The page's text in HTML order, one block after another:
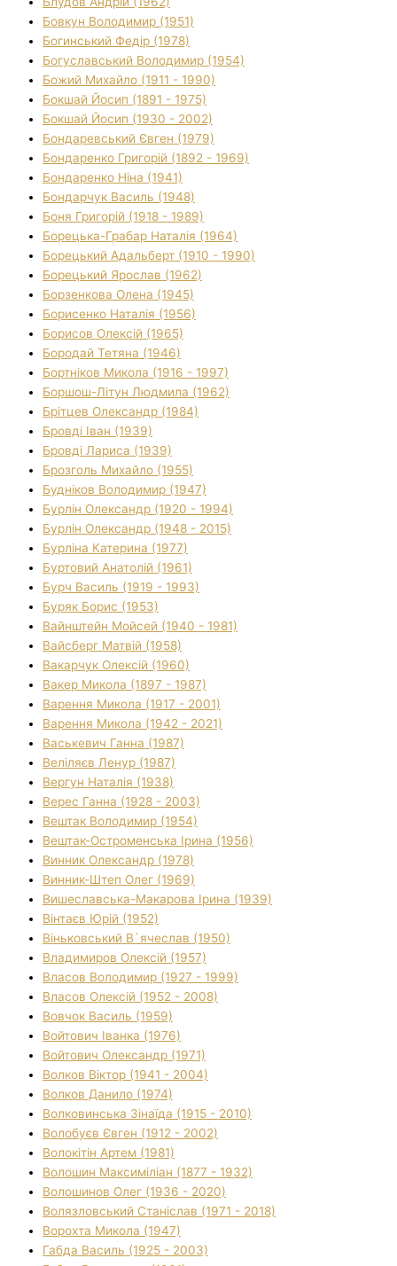
Бовкун Володимир (1951)
Богинський Федір (1978)
Богуславський Володимир (1954)
Божий Михайло (1911 - 1990)
Бокшай Йосип (1891 - 1975)
Бокшай Йосип (1930 - 2002)
Бондаревський Євген (1979)
Бондаренко Григорій (1892 - 1969)
Бондаренко Ніна (1941)
Бондарчук Василь (1948)
Боня Григорій (1918 - 1989)
Борецька-Грабар Наталія (1964)
Борецький Адальберт (1910 - 1990)
Борецький Ярослав (1962)
Борзенкова Олена (1945)
Борисенко Наталія (1956)
Борисов Олексій (1965)
Бородай Тетяна (1946)
Бортніков Микола (1916 - 1997)
Боршош-Літун Людмила (1962)
Брітцев Олександр (1984)
Бровді Іван (1939)
Бровді Лариса (1939)
Брозголь Михайло (1955)
Будніков Володимир (1947)
Бурлін Олександр (1920 - 1994)
Бурлін Олександр (1948 - 2015)
Бурліна Катерина (1977)
Буртовий Анатолій (1961)
Бурч Василь (1919 - 1993)
Буряк Борис (1953)
Вайнштейн Мойсей (1940 - 1981)
Вайсберг Матвій (1958)
Вакарчук Олексій (1960)
Вакер Микола (1897 - 1987)
Варення Микола (1917 - 2001)
Варення Микола (1942 - 2021)
Васькевич Ганна (1987)
Веліляєв Ленур (1987)
Вергун Наталія (1938)
Верес Ганна (1928 - 2003)
Вештак Володимир (1954)
Вештак-Остроменська Ірина (1956)
Винник Олександр (1978)
Винник-Штеп Олег (1969)
Вишеславська-Макарова Ірина (1939)
Вінтаєв Юрій (1952)
Віньковський В`ячеслав (1950)
Владимиров Олексій (1957)
Власов Володимир (1927 - 1999)
Власов Олексій (1952 - 2008)
Вовчок Василь (1959)
Войтович Іванка (1976)
Войтович Олександр (1971)
Волков Віктор (1941 - 2004)
Волков Данило (1974)
Волковинська Зінаїда (1915 - 2010)
Волобуєв Євген (1912 - 2002)
Волокітін Артем (1981)
Волошин Максиміліан (1877 - 1932)
Волошинов Олег (1936 - 2020)
Волязловський Станіслав (1971 - 2018)
Ворохта Микола (1947)
Габда Василь (1925 - 2003)